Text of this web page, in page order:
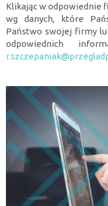
Klikając w odpowiednie
wg danych, które
Państwo swojej firmy
odpowiednich